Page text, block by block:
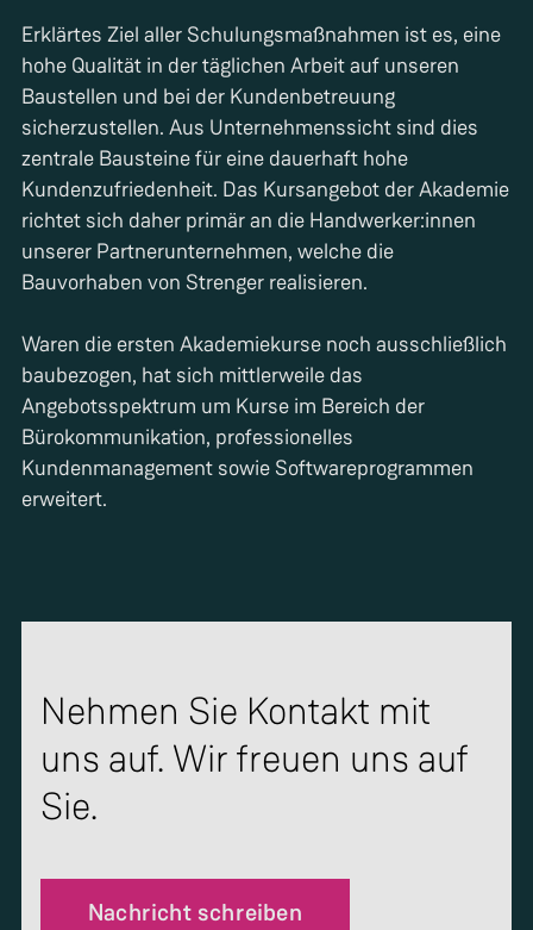
Erklärtes Ziel aller Schulungsmaßnahmen ist es, eine
hohe Qualität in der täglichen Arbeit auf unseren
Baustellen und bei der Kundenbetreuung
sicherzustellen. Aus Unternehmenssicht sind dies
zentrale Bausteine für eine dauerhaft hohe
Kundenzufriedenheit. Das Kursangebot der Akademie
richtet sich daher primär an die Handwerker:innen
unserer Partnerunternehmen, welche die
Bauvorhaben von Strenger realisieren.
Waren die ersten Akademiekurse noch ausschließlich
baubezogen, hat sich mittlerweile das
Angebotsspektrum um Kurse im Bereich der
Bürokommunikation, professionelles
Kundenmanagement sowie Softwareprogrammen
erweitert.
Nehmen Sie Kontakt mit
uns auf. Wir freuen uns auf
Sie.
Nachricht schreiben